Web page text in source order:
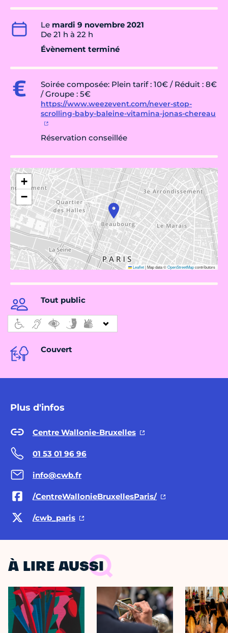
Le mardi 9 novembre 2021
De 21 h à 22 h
Évènement terminé
Soirée composée: Plein tarif : 10€ / Réduit : 8€
/ Groupe : 5€
https://www.weezevent.com/never-stop-
scrolling-baby-baleine-vitamina-jonas-chereau
Réservation conseillée
+
−
Leaflet|Map data ©OpenStreetMapcontributors
Tout public
Couvert
Plus d'infos
Centre Wallonie-Bruxelles
01 53 01 96 96
info@cwb.fr
/CentreWallonieBruxellesParis/
/cwb_paris
À LIRE AUSSI